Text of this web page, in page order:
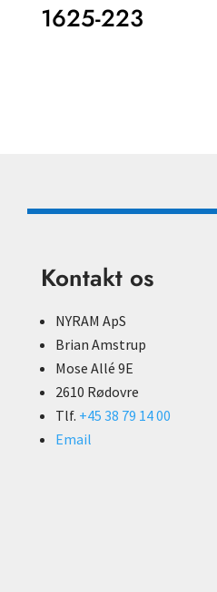
1625-223
Kontakt os
NYRAM ApS
Brian Amstrup
Mose Allé 9E
2610 Rødovre
Tlf. +45 38 79 14 00
Email